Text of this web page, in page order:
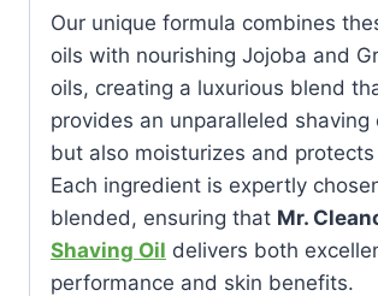
Our unique formula combines
oils with nourishing Jojoba and
oils, creating a luxurious blend
provides an unparalleled shaving
but also moisturizes and
Each ingredient is expertly
blended, ensuring that Mr.
Shaving Oil delivers both
performance and skin benefits.